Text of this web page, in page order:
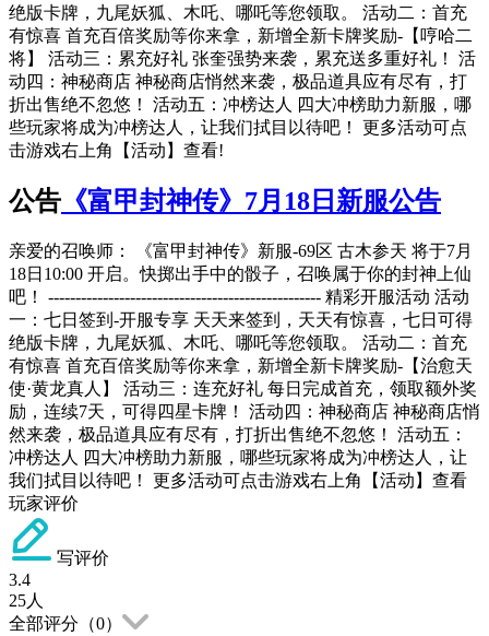
绝版卡牌，九尾妖狐、木吒、哪吒等您领取。 活动二：首充
有惊喜 首充百倍奖励等你来拿，新增全新卡牌奖励-【哼哈二
将】 活动三：累充好礼 张奎强势来袭，累充送多重好礼！ 活
动四：神秘商店 神秘商店悄然来袭，极品道具应有尽有，打
折出售绝不忽悠！ 活动五：冲榜达人 四大冲榜助力新服，哪
些玩家将成为冲榜达人，让我们拭目以待吧！ 更多活动可点
击游戏右上角【活动】查看!
公告 《富甲封神传》7月18日新服公告
亲爱的召唤师： 《富甲封神传》新服-69区 古木参天 将于7月
18日10:00 开启。快掷出手中的骰子，召唤属于你的封神上仙
吧！ -------------------------------------------------- 精彩开服活动 活动
一：七日签到-开服专享 天天来签到，天天有惊喜，七日可得
绝版卡牌，九尾妖狐、木吒、哪吒等您领取。 活动二：首充
有惊喜 首充百倍奖励等你来拿，新增全新卡牌奖励-【治愈天
使·黄龙真人】 活动三：连充好礼 每日完成首充，领取额外奖
励，连续7天，可得四星卡牌！ 活动四：神秘商店 神秘商店悄
然来袭，极品道具应有尽有，打折出售绝不忽悠！ 活动五：
冲榜达人 四大冲榜助力新服，哪些玩家将成为冲榜达人，让
我们拭目以待吧！ 更多活动可点击游戏右上角【活动】查看
玩家评价
写评价
3.4
25人
全部评分（0）